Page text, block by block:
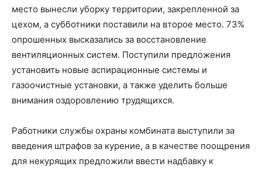
место вынесли уборку территории, закрепленной за
цехом, а субботники поставили на второе место. 73%
опрошенных высказались за восстановление
вентиляционных систем. Поступили предложения
установить новые аспирационные системы и
газоочистные установки, а также уделить больше
внимания оздоровлению трудящихся.
Работники службы охраны комбината выступили за
введения штрафов за курение, а в качестве поощрения
для некурящих предложили ввести надбавку к